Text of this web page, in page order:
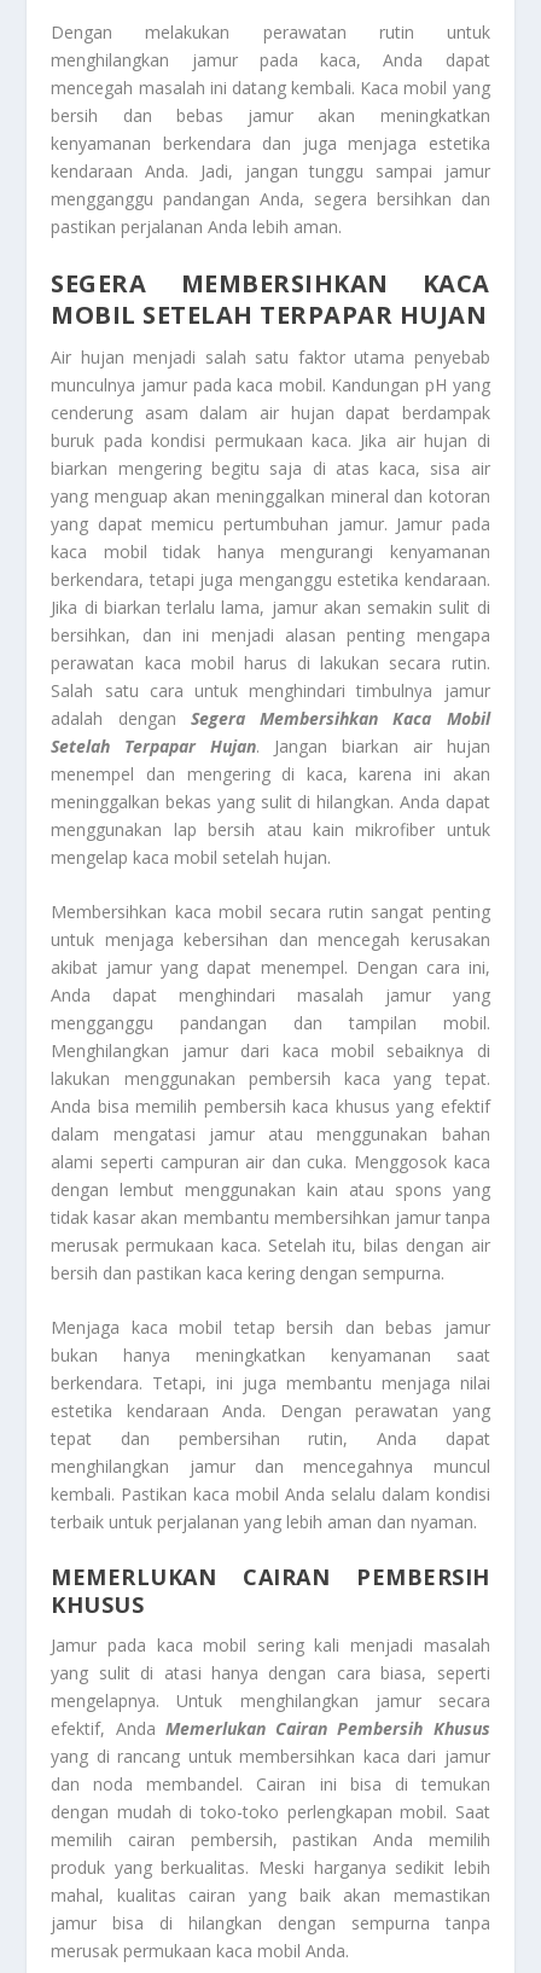
Dengan melakukan perawatan rutin untuk
menghilangkan jamur pada kaca, Anda dapat
mencegah masalah ini datang kembali. Kaca mobil yang
bersih dan bebas jamur akan meningkatkan
kenyamanan berkendara dan juga menjaga estetika
kendaraan Anda. Jadi, jangan tunggu sampai jamur
mengganggu pandangan Anda, segera bersihkan dan
pastikan perjalanan Anda lebih aman.
SEGERA MEMBERSIHKAN KACA
MOBIL SETELAH TERPAPAR HUJAN
Air hujan menjadi salah satu faktor utama penyebab
munculnya jamur pada kaca mobil. Kandungan pH yang
cenderung asam dalam air hujan dapat berdampak
buruk pada kondisi permukaan kaca. Jika air hujan di
biarkan mengering begitu saja di atas kaca, sisa air
yang menguap akan meninggalkan mineral dan kotoran
yang dapat memicu pertumbuhan jamur. Jamur pada
kaca mobil tidak hanya mengurangi kenyamanan
berkendara, tetapi juga menganggu estetika kendaraan.
Jika di biarkan terlalu lama, jamur akan semakin sulit di
bersihkan, dan ini menjadi alasan penting mengapa
perawatan kaca mobil harus di lakukan secara rutin.
Salah satu cara untuk menghindari timbulnya jamur
adalah dengan Segera Membersihkan Kaca Mobil
Setelah Terpapar Hujan. Jangan biarkan air hujan
menempel dan mengering di kaca, karena ini akan
meninggalkan bekas yang sulit di hilangkan. Anda dapat
menggunakan lap bersih atau kain mikrofiber untuk
mengelap kaca mobil setelah hujan.
Membersihkan kaca mobil secara rutin sangat penting
untuk menjaga kebersihan dan mencegah kerusakan
akibat jamur yang dapat menempel. Dengan cara ini,
Anda dapat menghindari masalah jamur yang
mengganggu pandangan dan tampilan mobil.
Menghilangkan jamur dari kaca mobil sebaiknya di
lakukan menggunakan pembersih kaca yang tepat.
Anda bisa memilih pembersih kaca khusus yang efektif
dalam mengatasi jamur atau menggunakan bahan
alami seperti campuran air dan cuka. Menggosok kaca
dengan lembut menggunakan kain atau spons yang
tidak kasar akan membantu membersihkan jamur tanpa
merusak permukaan kaca. Setelah itu, bilas dengan air
bersih dan pastikan kaca kering dengan sempurna.
Menjaga kaca mobil tetap bersih dan bebas jamur
bukan hanya meningkatkan kenyamanan saat
berkendara. Tetapi, ini juga membantu menjaga nilai
estetika kendaraan Anda. Dengan perawatan yang
tepat dan pembersihan rutin, Anda dapat
menghilangkan jamur dan mencegahnya muncul
kembali. Pastikan kaca mobil Anda selalu dalam kondisi
terbaik untuk perjalanan yang lebih aman dan nyaman.
MEMERLUKAN CAIRAN PEMBERSIH
KHUSUS
Jamur pada kaca mobil sering kali menjadi masalah
yang sulit di atasi hanya dengan cara biasa, seperti
mengelapnya. Untuk menghilangkan jamur secara
efektif, Anda Memerlukan Cairan Pembersih Khusus
yang di rancang untuk membersihkan kaca dari jamur
dan noda membandel. Cairan ini bisa di temukan
dengan mudah di toko-toko perlengkapan mobil. Saat
memilih cairan pembersih, pastikan Anda memilih
produk yang berkualitas. Meski harganya sedikit lebih
mahal, kualitas cairan yang baik akan memastikan
jamur bisa di hilangkan dengan sempurna tanpa
merusak permukaan kaca mobil Anda.